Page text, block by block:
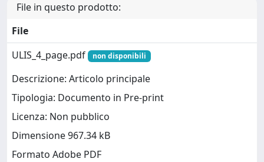
File in questo prodotto:
File
ULIS_4_page.pdf
non disponibili
Descrizione: Articolo principale
Tipologia: Documento in Pre-print
Licenza: Non pubblico
Dimensione 967.34 kB
Formato Adobe PDF